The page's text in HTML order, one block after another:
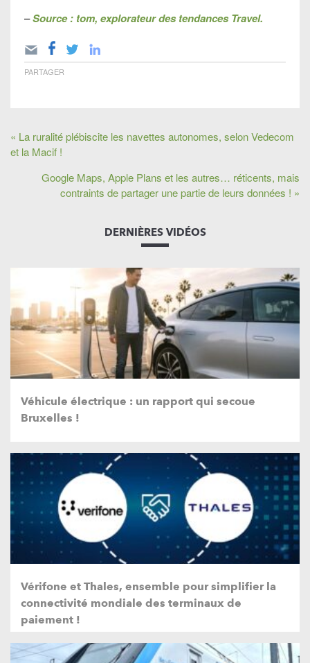
–Source : tom, explorateur des tendances Travel.
PARTAGER
« La ruralité plébiscite les navettes autonomes, selon Vedecom
et la Macif !
Google Maps, Apple Plans et les autres… réticents, mais
contraints de partager une partie de leurs données ! »
DERNIÈRES VIDÉOS
Véhicule électrique : un rapport qui secoue
Bruxelles !
Vérifone et Thales, ensemble pour simplifier la
connectivité mondiale des terminaux de
paiement !